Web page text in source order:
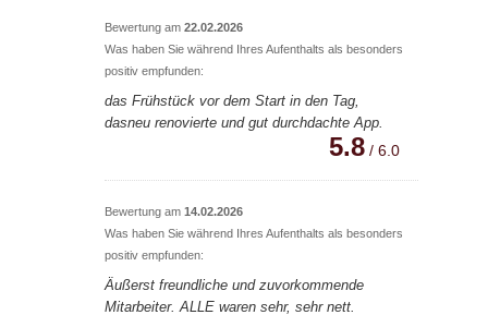
Bewertung am 22.02.2026
Was haben Sie während Ihres Aufenthalts als besonders
positiv empfunden:
das Frühstück vor dem Start in den Tag,
dasneu renovierte und gut durchdachte App.
5.8/ 6.0
Bewertung am 14.02.2026
Was haben Sie während Ihres Aufenthalts als besonders
positiv empfunden:
Äußerst freundliche und zuvorkommende
Mitarbeiter. ALLE waren sehr, sehr nett.